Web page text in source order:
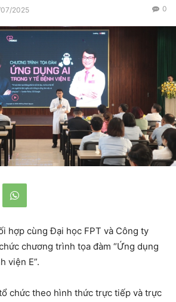
2025 0
hợp cùng Đại học FPT và Công ty
chương trình tọa đàm “Ứng dụng
viện E”.
chức theo hình thức trực tiếp và trực